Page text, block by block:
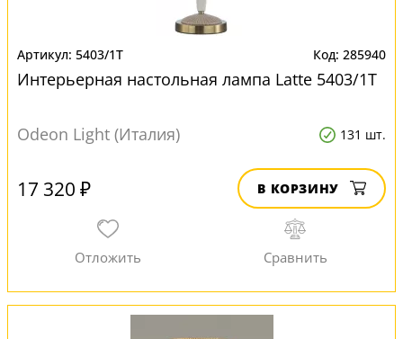
5403/1T 285940
Интерьерная настольная лампа Latte 5403/1T
Odeon Light (Италия) 131 шт.
17 320 ₽ В КОРЗИНУ